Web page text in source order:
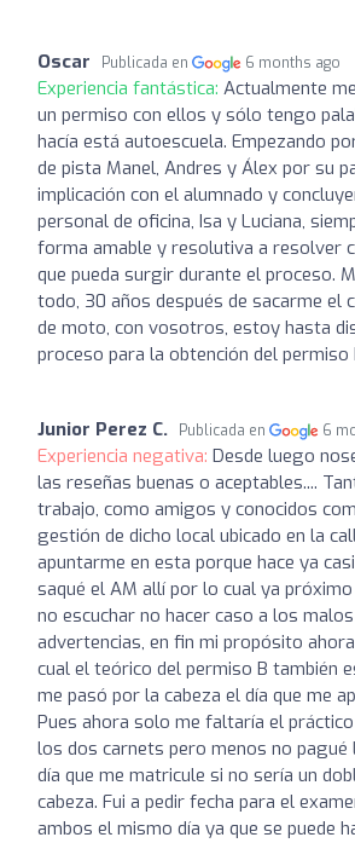
Oscar Publicada en 6 months ago
Experiencia fantástica: Actualmente
un permiso con ellos y sólo tengo
hacía está autoescuela. Empezando
de pista Manel, Andres y Álex por su
implicación con el alumnado y
personal de oficina, Isa y Luciana,
forma amable y resolutiva a resolver
que pueda surgir durante el proceso.
todo, 30 años después de sacarme el
de moto, con vosotros, estoy hasta
proceso para la obtención del permiso
Junior Perez C. Publicada en 6
Experiencia negativa: Desde luego
las reseñas buenas o aceptables....
trabajo, como amigos y conocidos
gestión de dicho local ubicado en la
apuntarme en esta porque hace ya
saqué el AM allí por lo cual ya próximo
no escuchar no hacer caso a los
advertencias, en fin mi propósito
cual el teórico del permiso B también
me pasó por la cabeza el día que me
Pues ahora solo me faltaría el
los dos carnets pero menos no
día que me matricule si no sería un
cabeza. Fui a pedir fecha para el
ambos el mismo día ya que se puede